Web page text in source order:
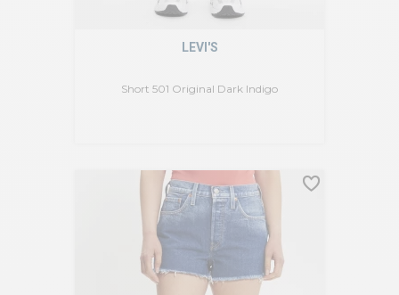
Short 501 Original Dark Indigo
LEVI'S